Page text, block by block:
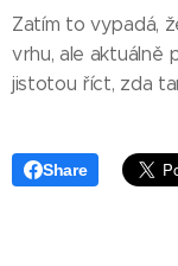
Zatím to vypadá,
vrhu, ale aktuálně
jistotou říct, zda
Share